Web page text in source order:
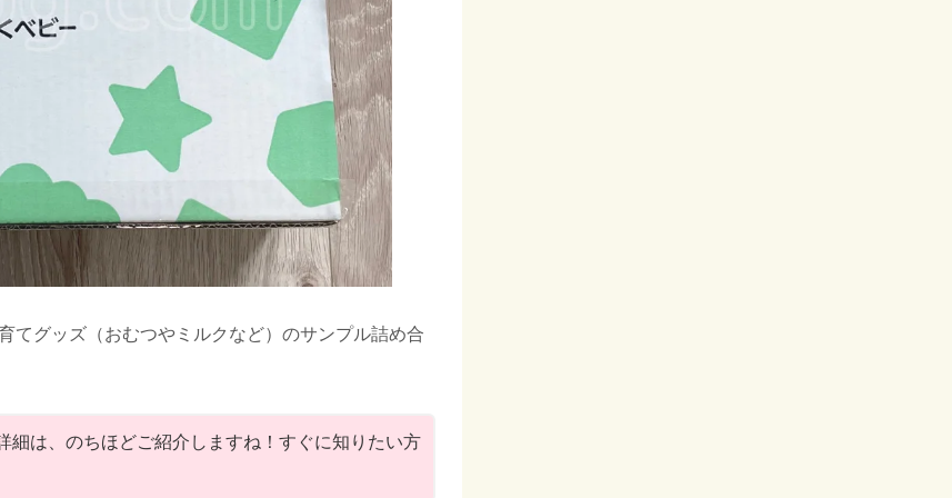
てグッズ（おむつやミルクなど）のサンプル詰め合
細は、のちほどご紹介しますね！すぐに知りたい方